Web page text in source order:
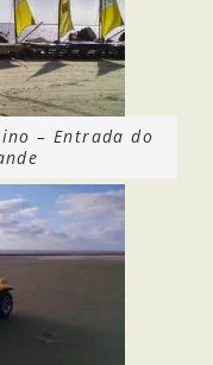
– Entrada do